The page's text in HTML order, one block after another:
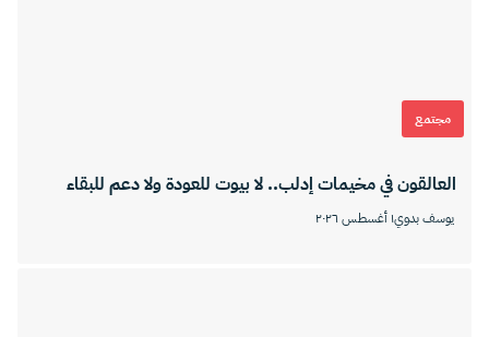
مجتمع
العالقون في مخيمات إدلب.. لا بيوت للعودة ولا دعم للبقاء
يوسف بدوي١ أغسطس ٢٠٢٦